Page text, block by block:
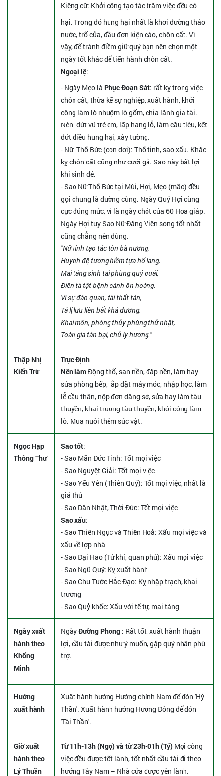
Kiêng cữ: Khởi công tạo tác trăm việc đều có
hại. Trong đó hung hại nhất là khơi đường tháo
nước, trổ cửa, đầu đơn kiện cáo, chôn cất. Vì
vậy, để tránh điềm giữ quý bạn nên chọn một
ngày tốt khác để tiến hành chôn cất.
Ngoại lệ:
- Ngày Mẹo là Phục Đoạn Sát: rất kỵ trong việc
chôn cất, thừa kế sự nghiệp, xuất hành, khởi
công làm lò nhuộm lò gốm, chia lãnh gia tài.
Nên: dứt vú trẻ em, lấp hang lỗ, làm cầu tiêu, kết
dứt điều hung hại, xây tường.
- Nữ: Thổ Bức (con dơi): Thổ tinh, sao xấu. Khắc
kỵ chôn cất cũng như cưới gả. Sao này bất lợi
khi sinh đẻ.
- Sao Nữ Thổ Bức tại Mùi, Hợi, Mẹo (mão) đều
gọi chung là đường cùng. Ngày Quý Hợi cùng
cực đúng mức, vì là ngày chót của 60 Hoa giáp.
Ngày Hợi tuy Sao Nữ Đăng Viên song tốt nhất
cũng chẳng nên dùng.
"Nữ tinh tạo tác tổn bà nương,
Huynh đệ tương hiềm tựa hổ lang,
Mai táng sinh tai phùng quỷ quái,
Điên tà tật bệnh cánh ôn hoàng.
Vi sự đáo quan, tài thất tán,
Tả lị lưu liên bất khả đương.
Khai môn, phóng thủy phùng thử nhật,
Toàn gia tán bại, chủ ly hương."
Thập Nhị
Kiến Trừ
Trực Định
Nên làmĐộng thổ, san nền, đắp nền, làm hay
sửa phòng bếp, lắp đặt máy móc, nhập học, làm
lễ cầu thân, nộp đơn dâng sớ, sửa hay làm tàu
thuyền, khai trương tàu thuyền, khởi công làm
lò. Mua nuôi thêm súc vật.
Ngọc Hạp
Thông Thư
Sao tốt:
- Sao Mãn Đức Tinh: Tốt mọi việc
- Sao Nguyệt Giải: Tốt mọi việc
- Sao Yếu Yên (Thiên Quý): Tốt mọi việc, nhất là
giá thú
- Sao Dân Nhật, Thời Đức: Tốt mọi việc
Sao xấu:
- Sao Thiên Ngục và Thiên Hoả: Xấu mọi việc và
xấu về lợp nhà
- Sao Đại Hao (Tử khí, quan phú): Xấu mọi việc
- Sao Ngũ Quỹ: Kỵ xuất hành
- Sao Chu Tước Hắc Đạo: Kỵ nhập trạch, khai
trương
- Sao Quỷ khốc: Xấu với tế tự, mai táng
Ngày xuất
hành theo
Khổng
Minh
NgàyĐường Phong : Rất tốt, xuất hành thuận
lợi, cầu tài được như ý muốn, gặp quý nhân phù
trợ.
Hướng
xuất hành
Xuất hành hướng Hướng chính Nam để đón 'Hỷ
Thần'. Xuất hành hướng Hướng Đông để đón
'Tài Thần'.
Giờ xuất
hành theo
Lý Thuần
Từ 11h-13h (Ngọ) và từ 23h-01h (Tý) Mọi công
việc đều được tốt lành, tốt nhất cầu tài đi theo
hướng Tây Nam – Nhà cửa được yên lành.